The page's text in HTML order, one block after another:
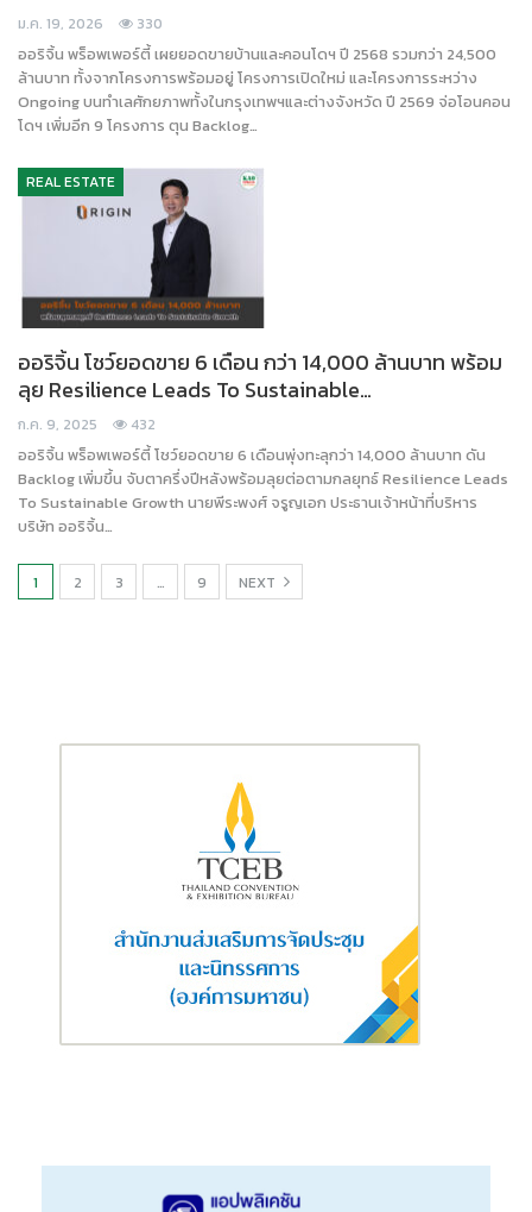
ม.ค. 19, 2026 330
ออริจิ้น พร็อพเพอร์ตี้ เผยยอดขายบ้านและคอนโดฯ ปี 2568 รวมกว่า 24,500
ล้านบาท ทั้งจากโครงการพร้อมอยู่ โครงการเปิดใหม่ และโครงการระหว่าง
Ongoing บนทำเลศักยภาพทั้งในกรุงเทพฯและต่างจังหวัด ปี 2569 จ่อโอนคอน
โดฯ เพิ่มอีก 9 โครงการ ตุน Backlog…
REAL ESTATE
ออริจิ้น โชว์ยอดขาย 6 เดือน กว่า 14,000 ล้านบาท พร้อม
ลุย Resilience Leads To Sustainable…
ก.ค. 9, 2025 432
ออริจิ้น พร็อพเพอร์ตี้ โชว์ยอดขาย 6 เดือนพุ่งทะลุกว่า 14,000 ล้านบาท ดัน
Backlog เพิ่มขึ้น จับตาครึ่งปีหลังพร้อมลุยต่อตามกลยุทธ์ Resilience Leads
To Sustainable Growth นายพีระพงศ์ จรูญเอก ประธานเจ้าหน้าที่บริหาร
บริษัท ออริจิ้น…
1 2 3 … 9 NEXT